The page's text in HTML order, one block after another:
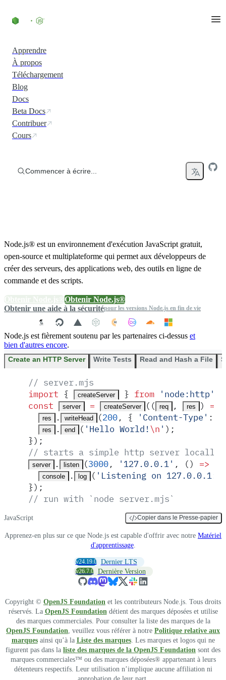
Apprendre
À propos
Téléchargement
Blog
Docs
Beta Docs
Contribuer
Cours
Commencer à écrire...
Node.js® est un environnement d'exécution JavaScript gratuit,
open-source et multiplateforme qui permet aux développeurs de
créer des serveurs, des applications web, des outils en ligne de
commande et des scripts.
Obtenir Node.js®
Obtenir une aide à la sécuritépour les versions Node.js en fin de vie
Node.js est fièrement soutenu par les partenaires ci-dessus et
bien d'autres encore.
Create an HTTP Server Write Tests Read and Hash a File
// server.mjs
import { createServer } from ' node:http'
const
server = createServer ( ( req , res ) =>
res . writeHead (200, { ' Content-Type ' :
res . end ( ' Hello World!\n ' ) ;
}) ;
// starts a simple http server locally
server . listen (3000, ' 127.0.0.1 ' , () =>
console . log ( ' Listening on
}) ;
// run with `node server.mjs`
JavaScript Copier dans le Presse-papier
Apprenez-en plus sur ce que Node.js est capable d'offrir avec notre Matériel
d'apprentissage.
v24.19.0 Dernier LTS
v26.7.0 Dernière Version
Copyright © OpenJS Foundation et les contributeurs Node.js. Tous droits
réservés. La OpenJS Foundation détient des marques déposées et utilise
des marques commerciales. Pour consulter la liste des marques de la
OpenJS Foundation , veuillez vous référer à notre Politique relative aux
marquesainsi qu’à la Liste des marques. Les marques et logos qui ne
figurent pas dans la liste des marques de la OpenJS Foundation sont des
marques commerciales™ ou des marques déposées® appartenant à leurs
détenteurs respectifs. Leur utilisation n’implique aucune affiliation ni